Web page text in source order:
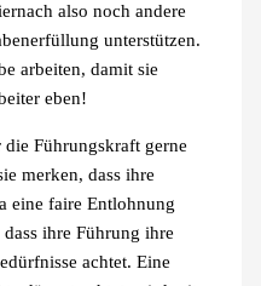
also noch andere
unterstützen.
arbeiten, damit sie
eben!
Führungskraft gerne
merken, dass ihre
eine faire Entlohnung
ihre Führung ihre
achtet. Eine